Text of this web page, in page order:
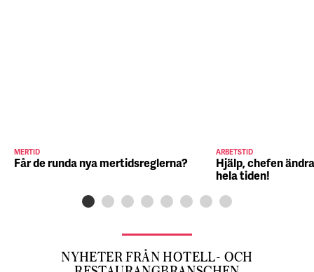
MERTID
Får de runda nya mertidsreglerna?
ARBETSTID
Hjälp, chefen
hela tiden!
NYHETER FRÅN HOTELL- OCH